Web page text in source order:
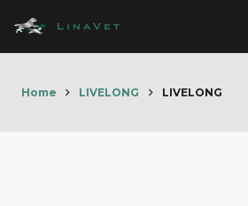
Home LIVELONG LIVELONG